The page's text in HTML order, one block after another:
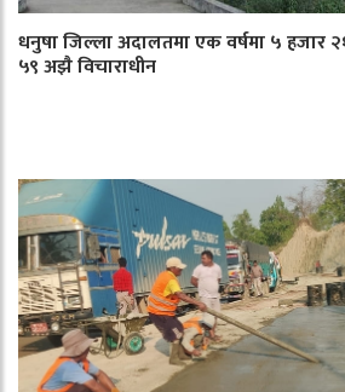
धनुषा जिल्ला अदालतमा एक वर्षमा ५ हजार
५९ अझै विचाराधीन